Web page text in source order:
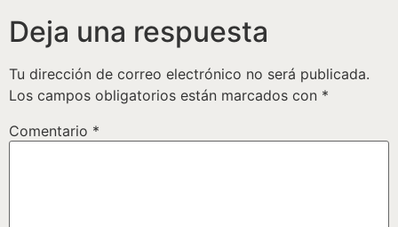
Deja una respuesta
Tu dirección de correo electrónico no será publicada.
Los campos obligatorios están marcados con *
Comentario *